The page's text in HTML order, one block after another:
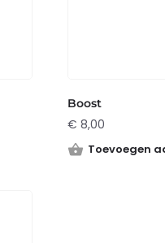
Boost
€ 8,00
Toevoegen